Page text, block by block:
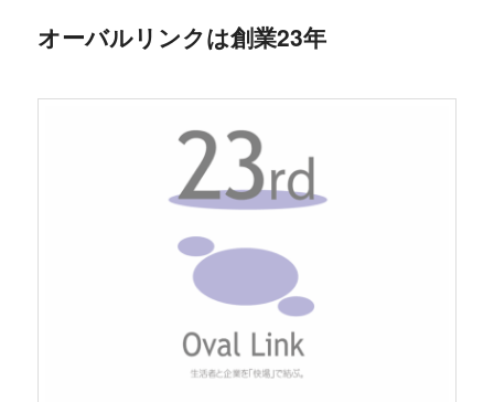
オーバルリンクは創業23年